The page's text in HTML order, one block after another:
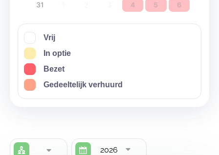
31
4 5 6
Vrij
In optie
Bezet
Gedeeltelijk verhuurd
2026